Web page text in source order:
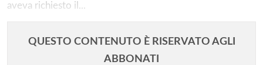
aveva richiesto il...
QUESTO CONTENUTO È RISERVATO AGLI
ABBONATI